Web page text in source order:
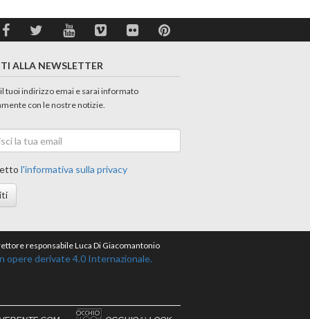
ALLA NEWSLETTER
tuoi indirizzo emai e sarai informato
con le nostre notizie.
l'informativa sulla privacy
responsabile Luca Di Giacomantonio
opere derivate 4.0 Internazionale.